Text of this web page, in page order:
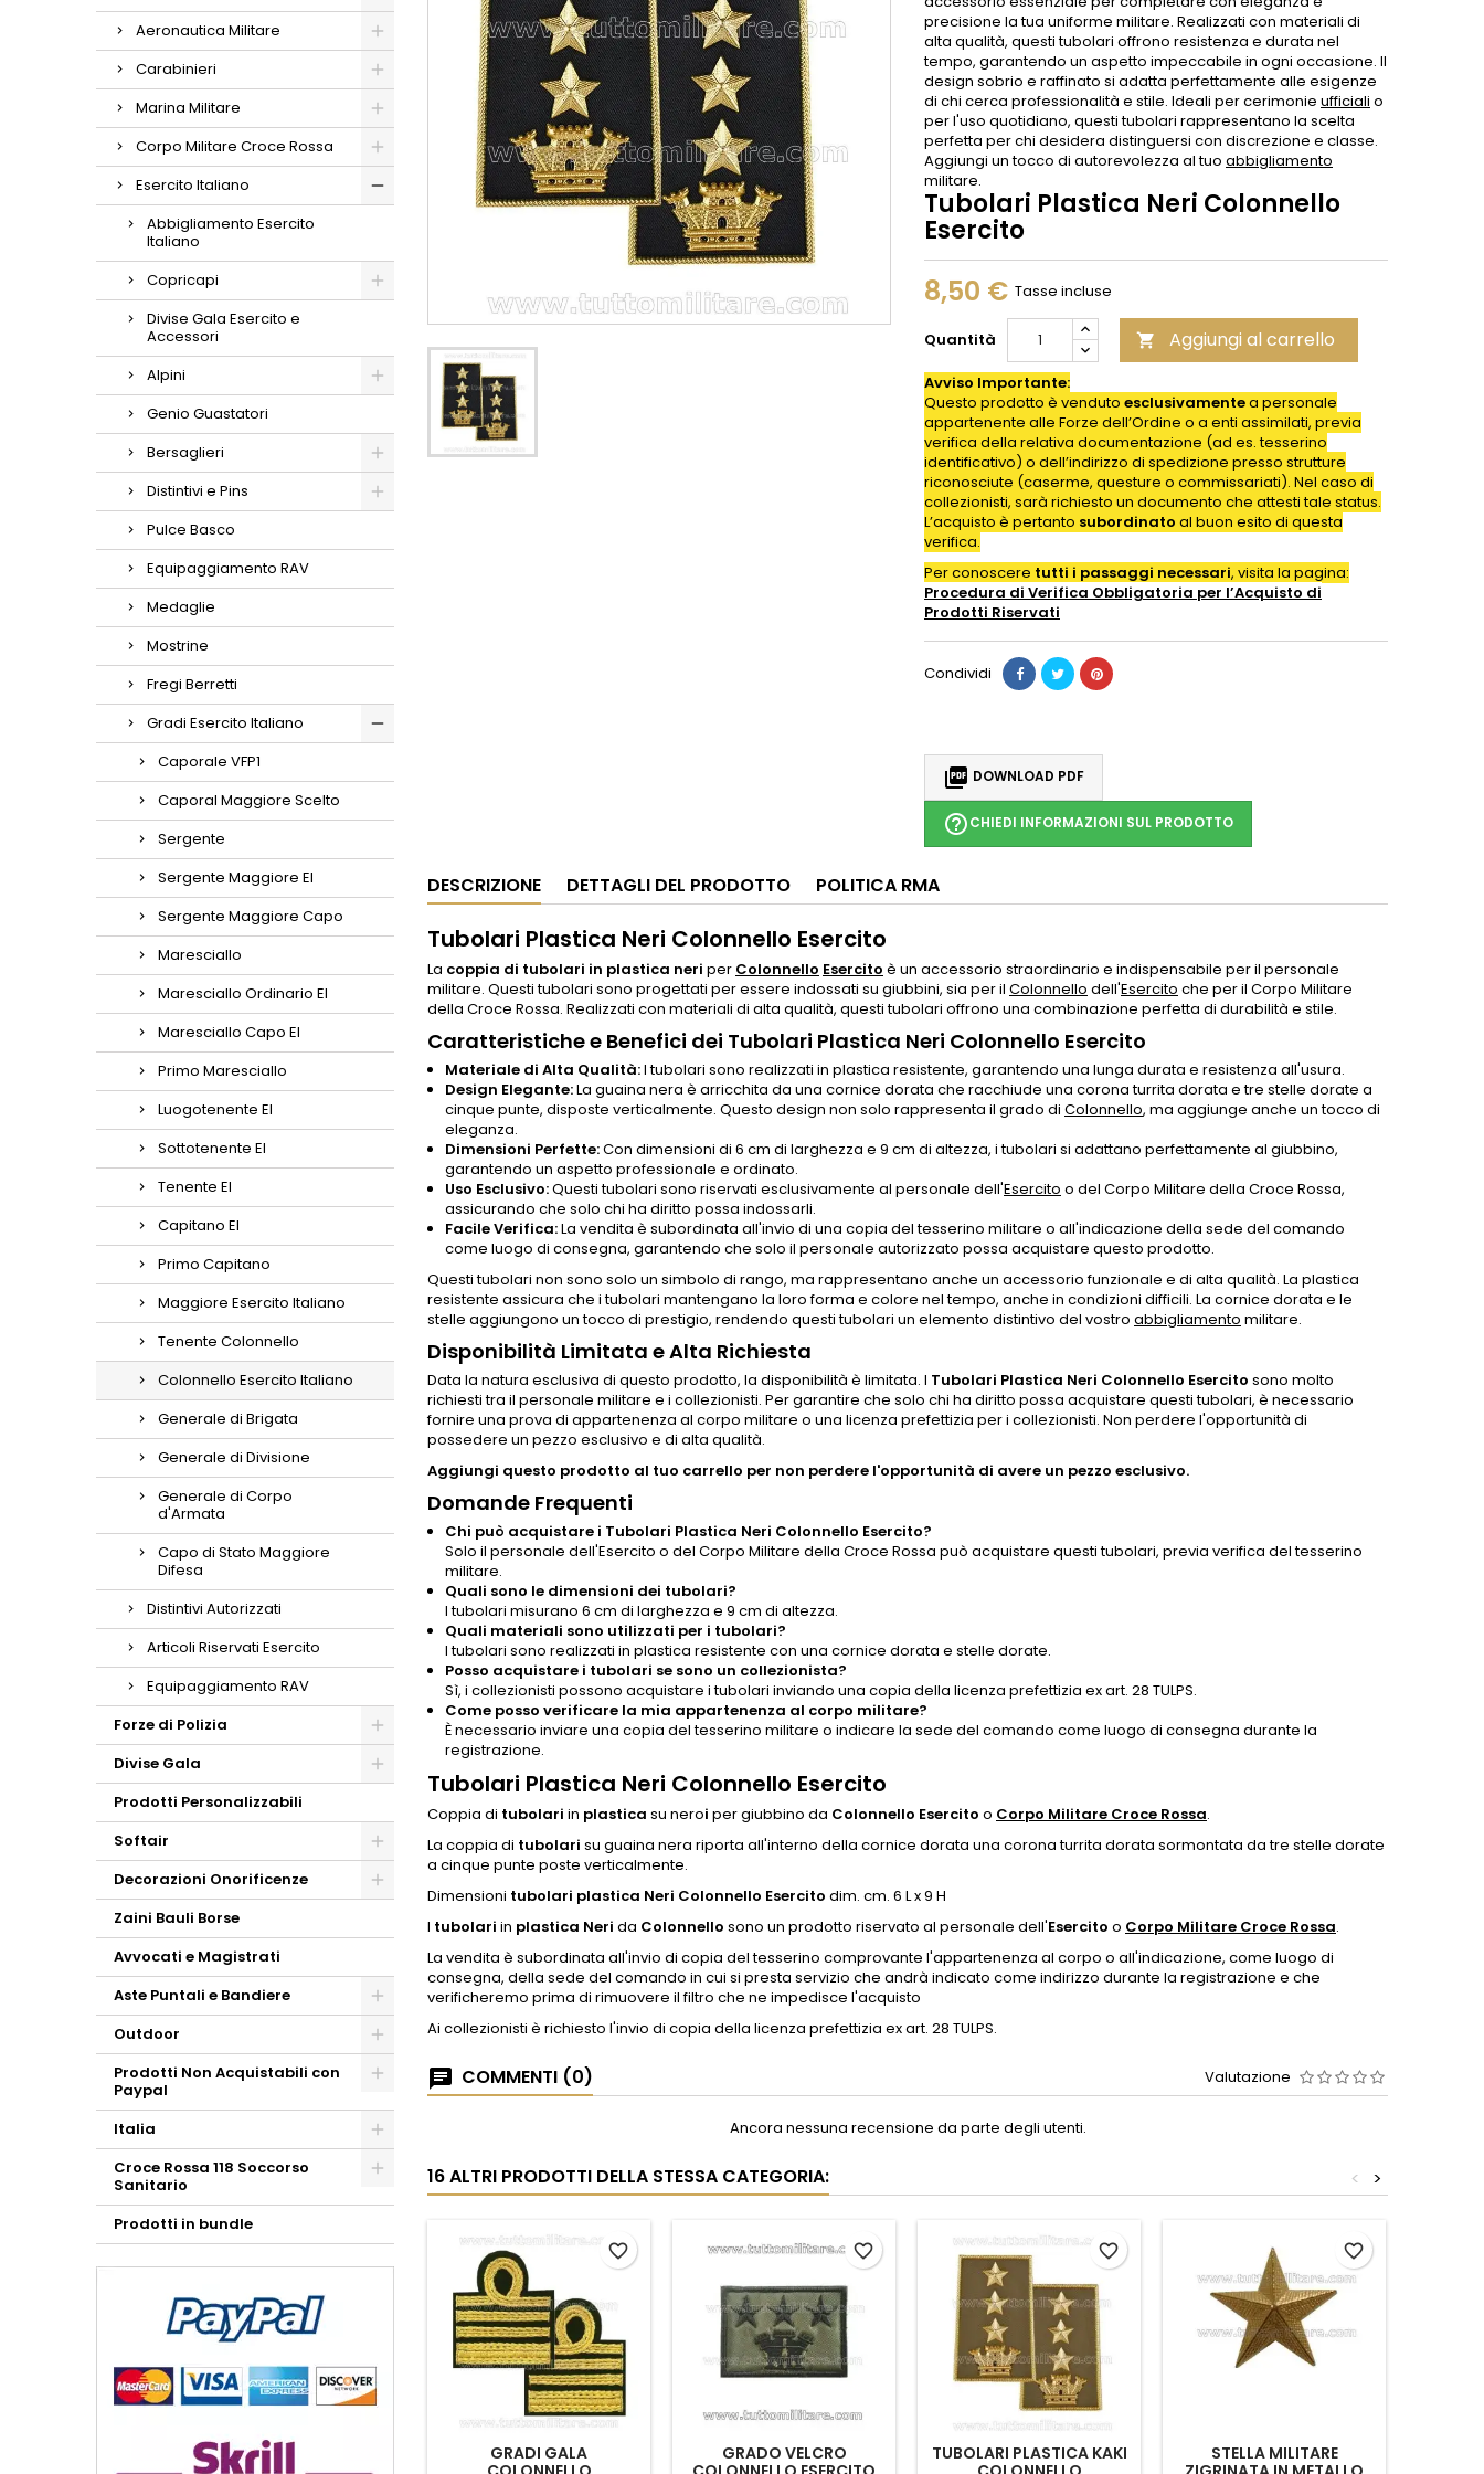
Aeronautica Militare
Carabinieri
Marina Militare
Corpo Militare Croce Rossa
Esercito Italiano
Abbigliamento Esercito
Italiano
Copricapi
Divise Gala Esercito e
Accessori
Alpini
Genio Guastatori
Bersaglieri
Distintivi e Pins
Pulce Basco
Equipaggiamento RAV
Medaglie
Mostrine
Fregi Berretti
Gradi Esercito Italiano
Caporale VFP1
Caporal Maggiore Scelto
Sergente
Sergente Maggiore EI
Sergente Maggiore Capo
Maresciallo
Maresciallo Ordinario EI
Maresciallo Capo EI
Primo Maresciallo
Luogotenente EI
Sottotenente EI
Tenente EI
Capitano EI
Primo Capitano
Maggiore Esercito Italiano
Tenente Colonnello
Colonnello Esercito Italiano
Generale di Brigata
Generale di Divisione
Generale di Corpo
d'Armata
Capo di Stato Maggiore
Difesa
Distintivi Autorizzati
Articoli Riservati Esercito
Equipaggiamento RAV
Forze di Polizia
Divise Gala
Prodotti Personalizzabili
Softair
Decorazioni Onorificenze
Zaini Bauli Borse
Avvocati e Magistrati
Aste Puntali e Bandiere
Outdoor
Prodotti Non Acquistabili con
Paypal
Italia
Croce Rossa 118 Soccorso
Sanitario
Prodotti in bundle
precisione la tua uniforme militare. Realizzati con materiali di
alta qualità, questi tubolari offrono resistenza e durata nel
tempo, garantendo un aspetto impeccabile in ogni occasione. Il
design sobrio e raffinato si adatta perfettamente alle esigenze
di chi cerca professionalità e stile. Ideali per cerimonie ufficiali o
per l'uso quotidiano, questi tubolari rappresentano la scelta
perfetta per chi desidera distinguersi con discrezione e classe.
Aggiungi un tocco di autorevolezza al tuo abbigliamento
militare.
Tubolari Plastica Neri Colonnello
Esercito
8,50 € Tasse incluse
Quantità  Aggiungi al carrello
Avviso Importante:
Questo prodotto è venduto esclusivamentea personale
appartenente alle Forze dell’Ordine o a enti assimilati, previa
verifica della relativa documentazione (ad es. tesserino
identificativo) o dell’indirizzo di spedizione presso strutture
riconosciute (caserme, questure o commissariati). Nel caso di
collezionisti, sarà richiesto un documento che attesti tale status.
L’acquisto è pertanto subordinato al buon esito di questa
verifica.
Per conoscere tutti i passaggi necessari, visita la pagina:
Procedura di Verifica Obbligatoria per l’Acquisto di
Prodotti Riservati
Condividi
 DOWNLOAD PDF
help_outlineCHIEDI INFORMAZIONI SUL PRODOTTO
DESCRIZIONE DETTAGLI DEL PRODOTTO POLITICA RMA
Tubolari Plastica Neri Colonnello Esercito
La coppia di tubolari in plastica neri per Colonnello Esercito è un accessorio straordinario e indispensabile per il personale
militare. Questi tubolari sono progettati per essere indossati su giubbini, sia per il Colonnello dell'Esercito che per il Corpo Militare
della Croce Rossa. Realizzati con materiali di alta qualità, questi tubolari offrono una combinazione perfetta di durabilità e stile.
Caratteristiche e Benefici dei Tubolari Plastica Neri Colonnello Esercito
Materiale di Alta Qualità:I tubolari sono realizzati in plastica resistente, garantendo una lunga durata e resistenza all'usura.
Design Elegante:La guaina nera è arricchita da una cornice dorata che racchiude una corona turrita dorata e tre stelle dorate a
cinque punte, disposte verticalmente. Questo design non solo rappresenta il grado di Colonnello, ma aggiunge anche un tocco di
eleganza.
Dimensioni Perfette:Con dimensioni di 6 cm di larghezza e 9 cm di altezza, i tubolari si adattano perfettamente al giubbino,
garantendo un aspetto professionale e ordinato.
Uso Esclusivo:Questi tubolari sono riservati esclusivamente al personale dell'Esercito o del Corpo Militare della Croce Rossa,
assicurando che solo chi ha diritto possa indossarli.
Facile Verifica:La vendita è subordinata all'invio di una copia del tesserino militare o all'indicazione della sede del comando
come luogo di consegna, garantendo che solo il personale autorizzato possa acquistare questo prodotto.
Questi tubolari non sono solo un simbolo di rango, ma rappresentano anche un accessorio funzionale e di alta qualità. La plastica
resistente assicura che i tubolari mantengano la loro forma e colore nel tempo, anche in condizioni difficili. La cornice dorata e le
stelle aggiungono un tocco di prestigio, rendendo questi tubolari un elemento distintivo del vostro abbigliamento militare.
Disponibilità Limitata e Alta Richiesta
Data la natura esclusiva di questo prodotto, la disponibilità è limitata. I Tubolari Plastica Neri Colonnello Esercito sono molto
richiesti tra il personale militare e i collezionisti. Per garantire che solo chi ha diritto possa acquistare questi tubolari, è necessario
fornire una prova di appartenenza al corpo militare o una licenza prefettizia per i collezionisti. Non perdere l'opportunità di
possedere un pezzo esclusivo e di alta qualità.
Aggiungi questo prodotto al tuo carrello per non perdere l'opportunità di avere un pezzo esclusivo.
Domande Frequenti
Chi può acquistare i Tubolari Plastica Neri Colonnello Esercito?
Solo il personale dell'Esercito o del Corpo Militare della Croce Rossa può acquistare questi tubolari, previa verifica del tesserino
militare.
Quali sono le dimensioni dei tubolari?
I tubolari misurano 6 cm di larghezza e 9 cm di altezza.
Quali materiali sono utilizzati per i tubolari?
I tubolari sono realizzati in plastica resistente con una cornice dorata e stelle dorate.
Posso acquistare i tubolari se sono un collezionista?
Sì, i collezionisti possono acquistare i tubolari inviando una copia della licenza prefettizia ex art. 28 TULPS.
Come posso verificare la mia appartenenza al corpo militare?
È necessario inviare una copia del tesserino militare o indicare la sede del comando come luogo di consegna durante la
registrazione.
Tubolari Plastica Neri Colonnello Esercito
Coppia di tubolari in plastica su neroi per giubbino da Colonnello Esercito o Corpo Militare Croce Rossa.
La coppia di tubolari su guaina nera riporta all'interno della cornice dorata una corona turrita dorata sormontata da tre stelle dorate
a cinque punte poste verticalmente.
Dimensioni tubolari plastica Neri Colonnello Esercito dim. cm. 6 L x 9 H
I tubolari in plastica Neri da Colonnello sono un prodotto riservato al personale dell'Esercito o Corpo Militare Croce Rossa.
La vendita è subordinata all'invio di copia del tesserino comprovante l'appartenenza al corpo o all'indicazione, come luogo di
consegna, della sede del comando in cui si presta servizio che andrà indicato come indirizzo durante la registrazione e che
verificheremo prima di rimuovere il filtro che ne impedisce l'acquisto
Ai collezionisti è richiesto l'invio di copia della licenza prefettizia ex art. 28 TULPS.
COMMENTI (0) Valutazione
Ancora nessuna recensione da parte degli utenti.
16 ALTRI PRODOTTI DELLA STESSA CATEGORIA: >
<
GRADI GALA
favorite_border
GRADO VELCRO
favorite_border
TUBOLARI PLASTICA KAKI
favorite_border
STELLA MILITARE
favorite_border